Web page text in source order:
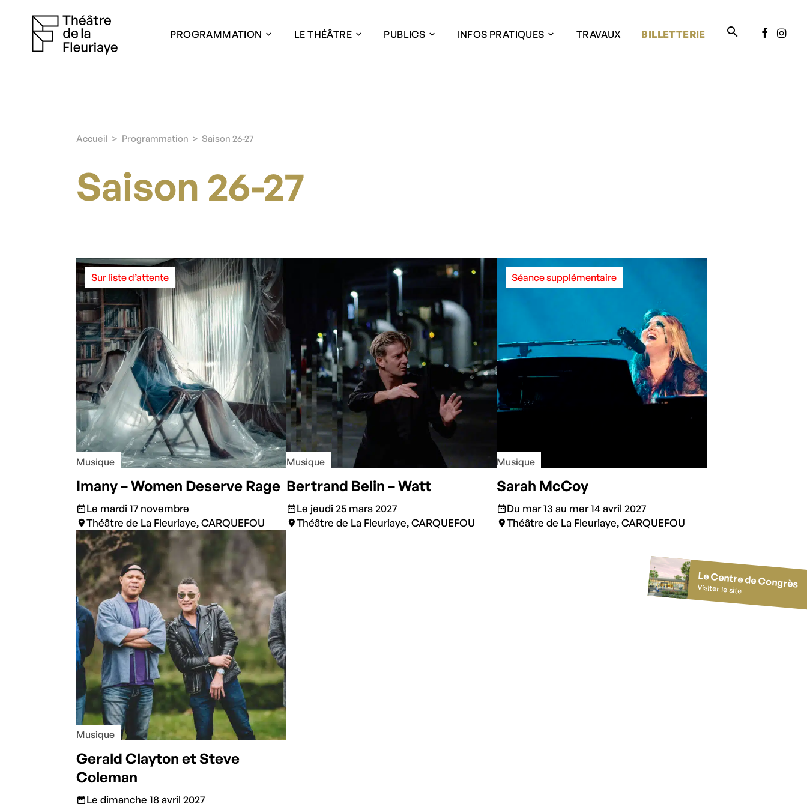
Le Centre de Congrès
Visiter le site
PROGRAMMATION LE THÉÂTRE PUBLICS INFOS PRATIQUES TRAVAUX BILLETTERIE
Accueil Programmation Saison 26-27
Saison 26-27
Musique
Sur liste d’attente
Imany – Women Deserve Rage
Le mardi 17 novembre
Théâtre de La Fleuriaye, CARQUEFOU
Musique
Bertrand Belin – Watt
Le jeudi 25 mars 2027
Théâtre de La Fleuriaye, CARQUEFOU
Musique
Séance supplémentaire
Sarah McCoy
Du mar 13 au mer 14 avril 2027
Théâtre de La Fleuriaye, CARQUEFOU
Musique
Gerald Clayton et Steve
Coleman
Le dimanche 18 avril 2027